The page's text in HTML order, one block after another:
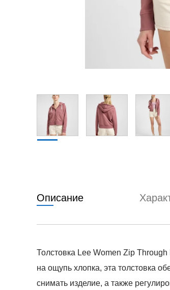
Описание
Толстовка Lee Women Zip
на ощупь хлопка, эта толстовка
снимать изделие, а также